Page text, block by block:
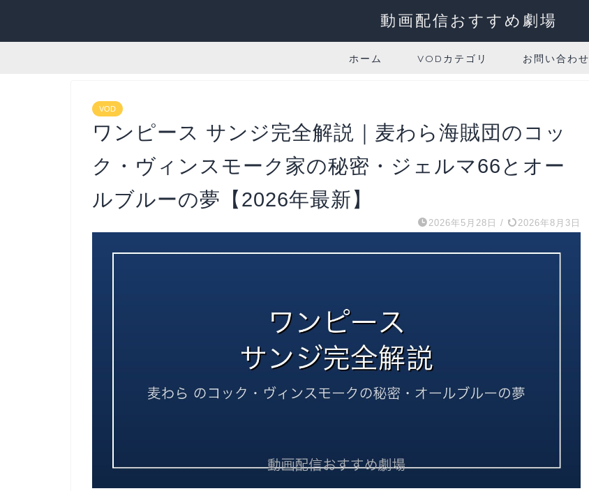
動画配信おすすめ劇場
ホーム VODカテゴリ お問い合わせ
VOD
ワンピース サンジ完全解説｜麦わら海賊団のコッ
ク・ヴィンスモーク家の秘密・ジェルマ66とオー
ルブルーの夢【2026年最新】
2026年5月28日 / 2026年8月3日